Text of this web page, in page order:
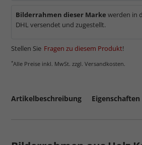
Bilderrahmen dieser Marke werden in
DHL versendet und zugestellt.
Stellen Sie Fragen zu diesem Produkt!
*Alle Preise inkl. MwSt. zzgl. Versandkosten.
Artikelbeschreibung Eigenschaften